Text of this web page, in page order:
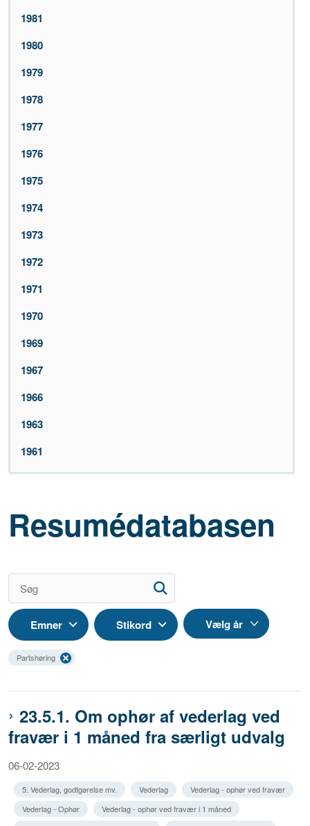
1981
1980
1979
1978
1977
1976
1975
1974
1973
1972
1971
1970
1969
1967
1966
1963
1961
Resumédatabasen
Emner Stikord
Partshøring
23.5.1. Om ophør af vederlag ved
fravær i 1 måned fra særligt udvalg
06-02-2023
5. Vederlag, godtgørelse mv. Vederlag
Vederlag - ophør ved fravær
Vederlag - Ophør
Vederlag - ophør ved fravær i 1 måned